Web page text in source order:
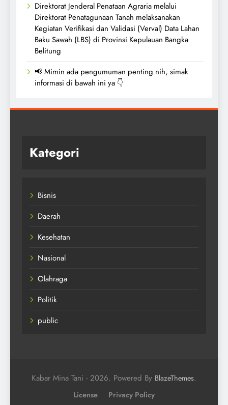
Direktorat Jenderal Penataan Agraria melalui
Direktorat Penatagunaan Tanah melaksanakan
Kegiatan Verifikasi dan Validasi (Verval) Data Lahan
Baku Sawah (LBS) di Provinsi Kepulauan Bangka
Belitung
📢 Mimin ada pengumuman penting nih, simak
informasi di bawah ini ya 👇
Kategori
Bisnis
Daerah
Kesehatan
Nasional
Olahraga
Politik
public
Kabar Mina Tani - 2026. Powered By BlazeThemes.
License Privacy Policy